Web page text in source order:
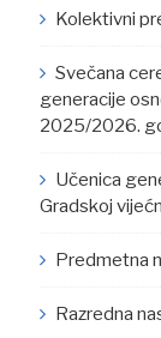
Kolektivni
Svečana
generacije
2025/2026.
Učenica
Gradskoj
Predmetna
Razredna